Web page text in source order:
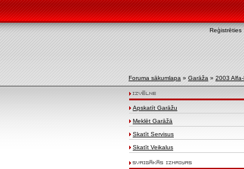
Reģistrēties
Foruma sākumlapa » Garāža » 2003
Apskatīt Garāžu
Meklēt Garāžā
Skatīt Servisus
Skatīt Veikalus